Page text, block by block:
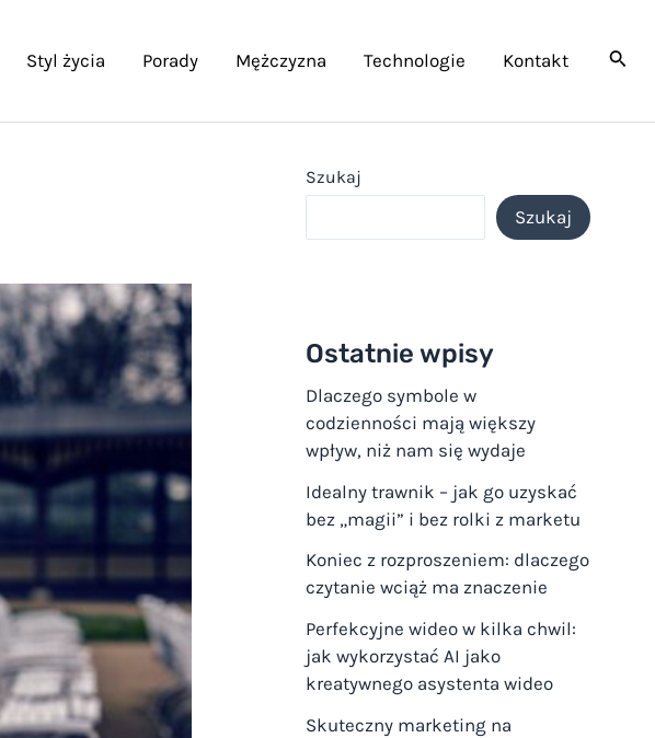
Styl życia Porady Mężczyzna Technologie Kontakt
Szukaj
Szukaj
Ostatnie wpisy
Dlaczego symbole w
codzienności mają większy
wpływ, niż nam się wydaje
Idealny trawnik – jak go uzyskać
bez „magii” i bez rolki z marketu
Koniec z rozproszeniem: dlaczego
czytanie wciąż ma znaczenie
Perfekcyjne wideo w kilka chwil:
jak wykorzystać AI jako
kreatywnego asystenta wideo
Skuteczny marketing na